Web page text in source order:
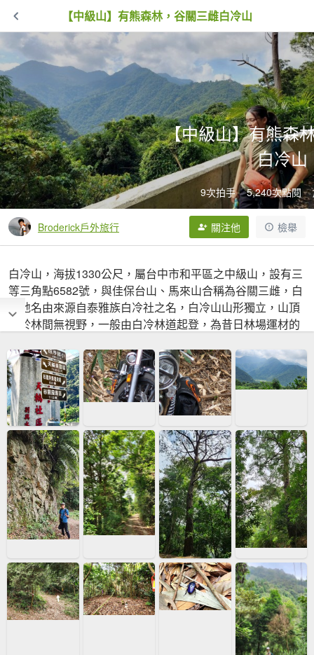
【中級山】有熊森林，谷關三雌白冷山
【中級山】有熊森
白冷山
9次拍手 5,240次點閱
Broderick戶外旅行 關注他 檢舉
白冷山，海拔1330公尺，屬台中市和平區之中級山，設有三
等三角點6582號，與佳保台山、馬來山合稱為谷關三雌，白
冷地名由來源自泰雅族白冷社之名，白冷山山形獨立，山頂
位於林間無視野，一般由白冷林道起登，為昔日林場運材的
況良好，步道前段展望絕佳，能遠望谷關七雄之一的白毛
山，及太郎山，次郎山，阿冷山系等，最後登頂路段為原始
山徑，長約600公尺，需注意有許多刺藤，林道後續能通往
橫嶺山，是有難度的縱走路線